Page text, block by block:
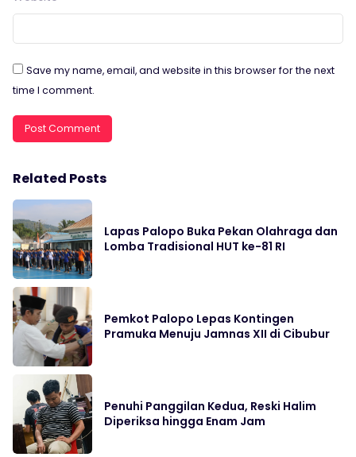
Save my name, email, and website in this browser for the next
time I comment.
Related Posts
Lapas Palopo Buka Pekan Olahraga dan
Lomba Tradisional HUT ke-81 RI
Pemkot Palopo Lepas Kontingen
Pramuka Menuju Jamnas XII di Cibubur
Penuhi Panggilan Kedua, Reski Halim
Diperiksa hingga Enam Jam